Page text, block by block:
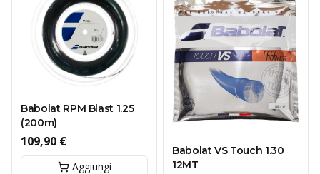
Babolat RPM Blast 1.25
(200m)
109,90 €
Aggiungi
Babolat VS Touch 1.30
12MT